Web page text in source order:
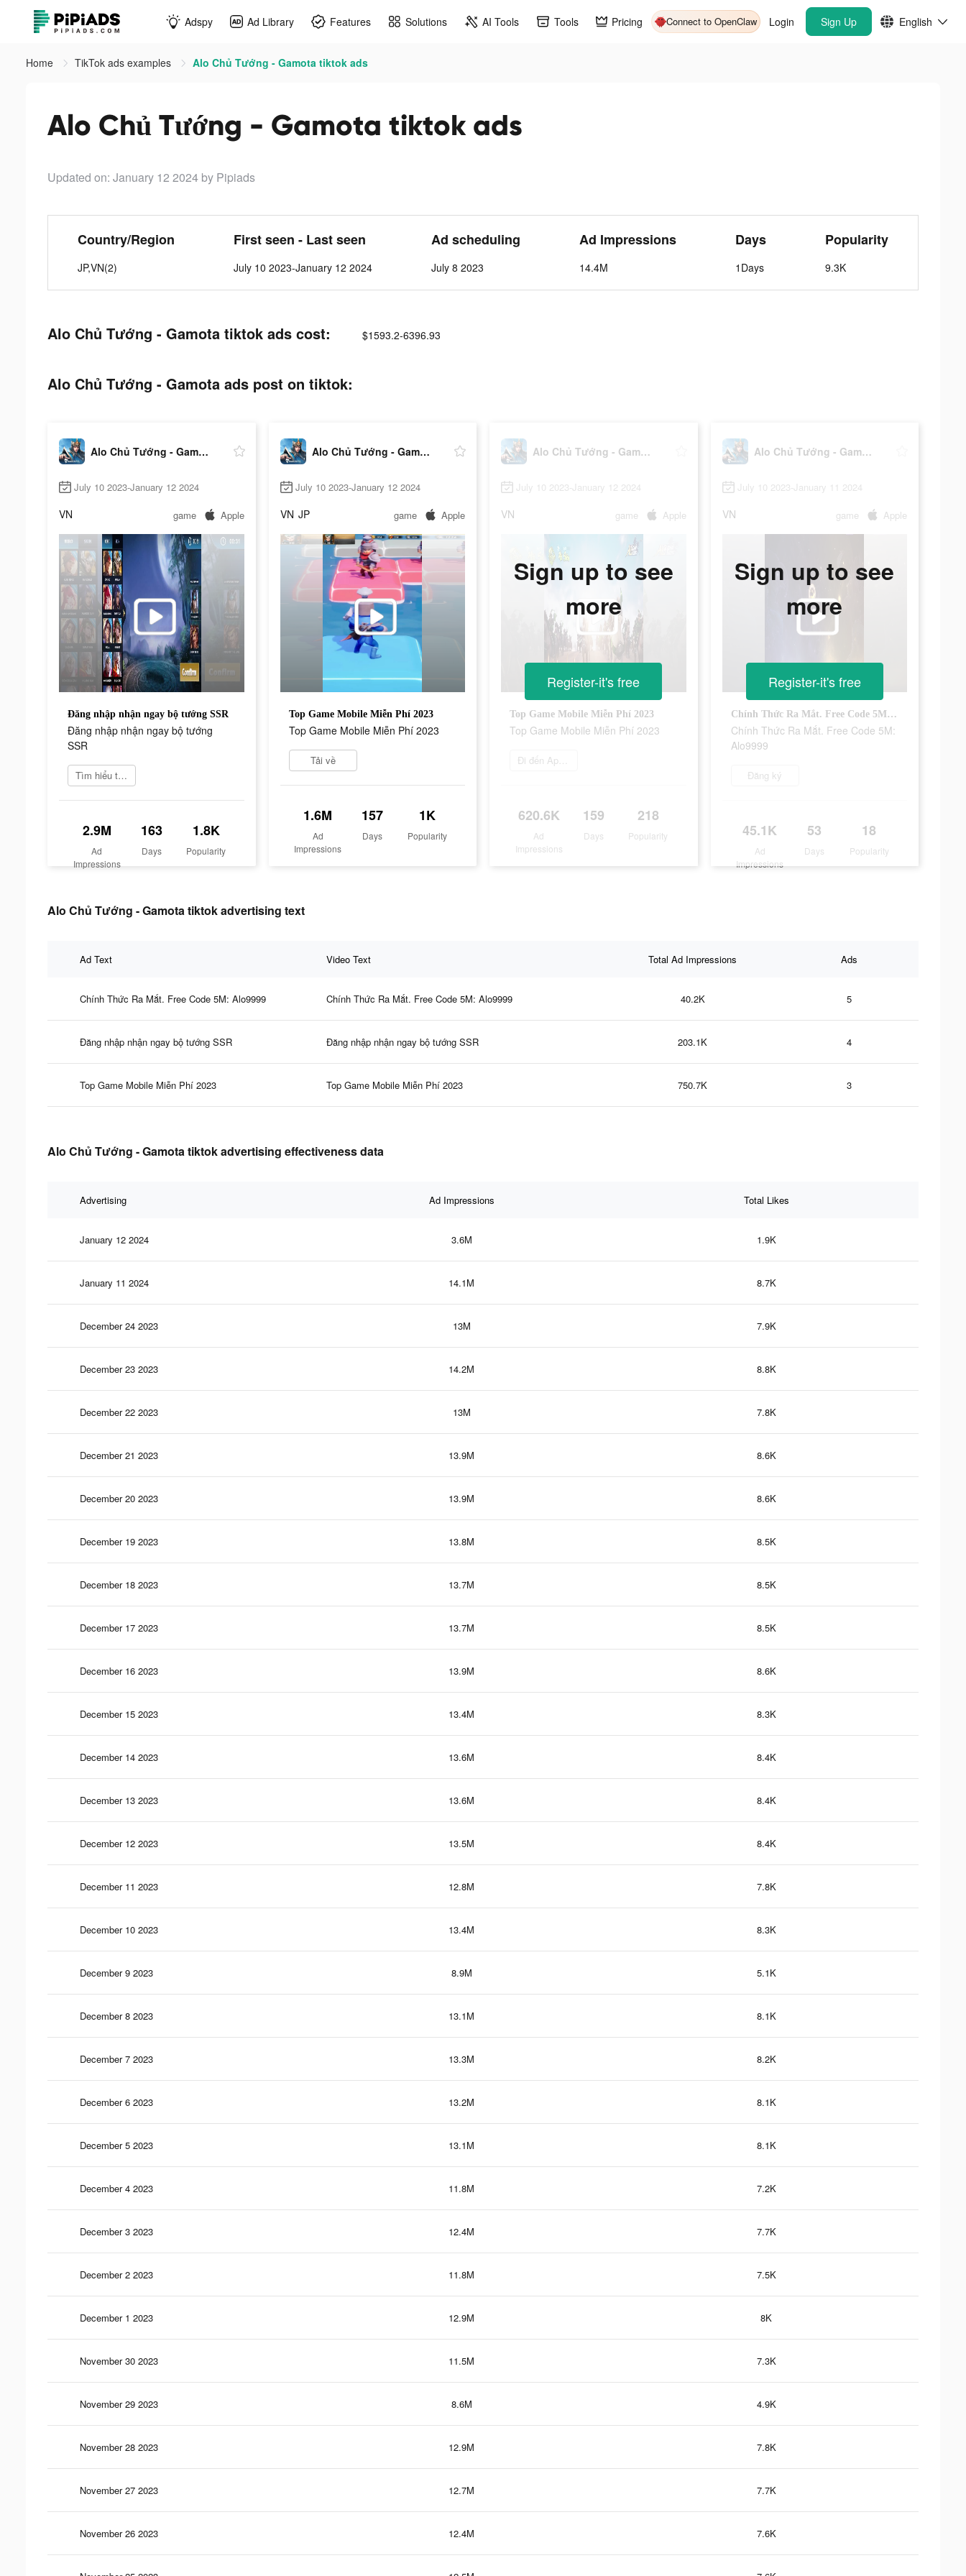
Adspy Ad Library Features Solutions AI Tools Tools Pricing Connect to OpenClaw Login Sign Up English
Home TikTok ads examples Alo Chủ Tướng - Gamota tiktok ads
Alo Chủ Tướng - Gamota tiktok ads
Updated on: January 12 2024 by Pipiads
Country/Region
JP,VN(2)
First seen - Last seen
July 10 2023-January 12 2024
Ad scheduling
July 8 2023
Ad Impressions
14.4M
Days
1Days
Popularity
9.3K
Alo Chủ Tướng - Gamota tiktok ads cost: $1593.2-6396.93
Alo Chủ Tướng - Gamota ads post on tiktok:
Alo Chủ Tướng - Gamota
July 10 2023-January 12 2024
VN game Apple
Đăng nhập nhận ngay bộ tướng SSR
Đăng nhập nhận ngay bộ tướng
SSR
Tìm hiểu thêm
2.9M
Ad
Impressions
163
Days
1.8K
Popularity
Alo Chủ Tướng - Gamota
July 10 2023-January 12 2024
VN JP game Apple
Top Game Mobile Miễn Phí 2023
Top Game Mobile Miễn Phí 2023
Tải về
1.6M
Ad
Impressions
157
Days
1K
Popularity
Alo Chủ Tướng - Gamota
July 10 2023-January 12 2024
VN game Apple
Top Game Mobile Miễn Phí 2023
Top Game Mobile Miễn Phí 2023
Đi đến App Store
620.6K
Ad
Impressions
159
Days
218
Popularity
Sign up to see
more
Register-it's free
Alo Chủ Tướng - Gamota
July 10 2023-January 11 2024
VN game Apple
Chính Thức Ra Mắt. Free Code 5M: Alo9999
Chính Thức Ra Mắt. Free Code 5M:
Alo9999
Đăng ký
45.1K
Ad
Impressions
53
Days
18
Popularity
Sign up to see
more
Register-it's free
Alo Chủ Tướng - Gamota tiktok advertising text
Ad Text Video Text Total Ad Impressions Ads
Chính Thức Ra Mắt. Free Code 5M: Alo9999 Chính Thức Ra Mắt. Free Code 5M: Alo9999 40.2K 5
Đăng nhập nhận ngay bộ tướng SSR Đăng nhập nhận ngay bộ tướng SSR 203.1K 4
Top Game Mobile Miễn Phí 2023 Top Game Mobile Miễn Phí 2023 750.7K 3
Alo Chủ Tướng - Gamota tiktok advertising effectiveness data
Advertising Ad Impressions Total Likes
January 12 2024 3.6M 1.9K
January 11 2024 14.1M 8.7K
December 24 2023 13M 7.9K
December 23 2023 14.2M 8.8K
December 22 2023 13M 7.8K
December 21 2023 13.9M 8.6K
December 20 2023 13.9M 8.6K
December 19 2023 13.8M 8.5K
December 18 2023 13.7M 8.5K
December 17 2023 13.7M 8.5K
December 16 2023 13.9M 8.6K
December 15 2023 13.4M 8.3K
December 14 2023 13.6M 8.4K
December 13 2023 13.6M 8.4K
December 12 2023 13.5M 8.4K
December 11 2023 12.8M 7.8K
December 10 2023 13.4M 8.3K
December 9 2023 8.9M 5.1K
December 8 2023 13.1M 8.1K
December 7 2023 13.3M 8.2K
December 6 2023 13.2M 8.1K
December 5 2023 13.1M 8.1K
December 4 2023 11.8M 7.2K
December 3 2023 12.4M 7.7K
December 2 2023 11.8M 7.5K
December 1 2023 12.9M 8K
November 30 2023 11.5M 7.3K
November 29 2023 8.6M 4.9K
November 28 2023 12.9M 7.8K
November 27 2023 12.7M 7.7K
November 26 2023 12.4M 7.6K